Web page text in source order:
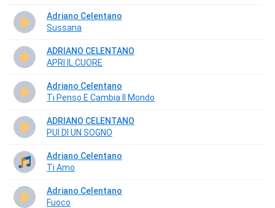
Adriano Celentano
Sussana
ADRIANO CELENTANO
APRI IL CUORE
Adriano Celentano
Ti Penso E Cambia Il Mondo
ADRIANO CELENTANO
PUI DI UN SOGNO
Adriano Celentano
Ti Amo
Adriano Celentano
Fuoco